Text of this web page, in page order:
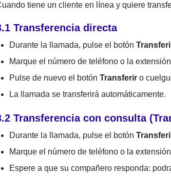
tiene un cliente en línea y quiere
Transferencia directa
Durante la llamada, pulse el botón
Marque el número de teléfono o la
Pulse de nuevo el botón Transferir o
La llamada se transferirá automáticamente.
Transferencia con consulta
Durante la llamada, pulse el botón
Marque el número de teléfono o la
Espere a que su compañero responda: